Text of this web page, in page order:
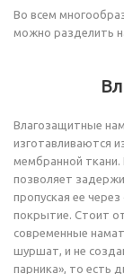
Во всем
можно разделить
Влагозащитные
изготавливаются
мембранной ткани.
позволяет
пропуская ее через
покрытие. Стоит
современные
шуршат, и не
парника», то есть